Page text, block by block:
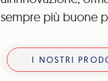
sempre più buone
I nostri prodotti
I NOSTRI